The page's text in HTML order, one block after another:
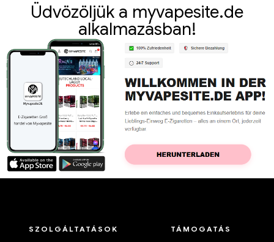
Üdvözöljük a myvapesite.de
alkalmazásban!
SZOLGÁLTATÁSOK TÁMOGATÁS